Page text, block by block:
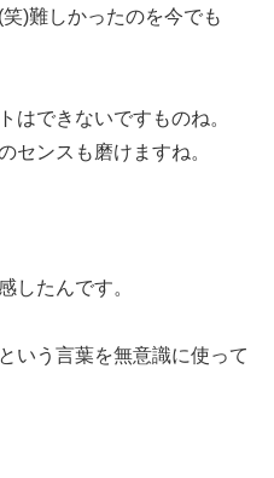
)難しかったのを今でも
はできないですものね。
センスも磨けますね。
したんです。
いう言葉を無意識に使って